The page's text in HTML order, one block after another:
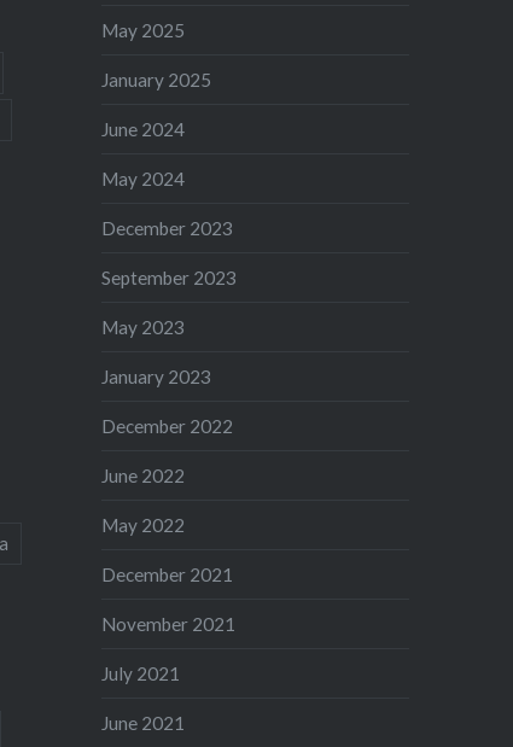
May 2025
January 2025
June 2024
May 2024
December 2023
September 2023
May 2023
January 2023
December 2022
June 2022
May 2022
December 2021
November 2021
July 2021
June 2021